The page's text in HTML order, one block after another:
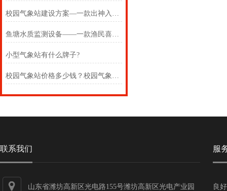
校园气象站建设方案—一款出神入化的校园气象检测站#2022已更新
鱼塘水质监测设备——一款渔民喜欢的湖泊水质监测设备2024(万象推送)
小型气象站有什么牌子?
校园气象站价格多少钱？校园气象观测站需哪些仪器？
联系我们
山东省潍坊高新区光电路155号潍坊高新区光电产业园
服
良